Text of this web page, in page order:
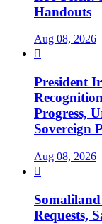
Handouts
Aug 08, 2026

President
Progress,
Sovereign
Aug 08, 2026

Requests,